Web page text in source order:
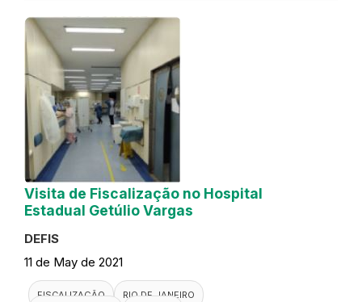
Visita de Fiscalização no Hospital
Estadual Getúlio Vargas
DEFIS
11 de May de 2021
FISCALIZAÇÃO
RIO DE JANEIRO